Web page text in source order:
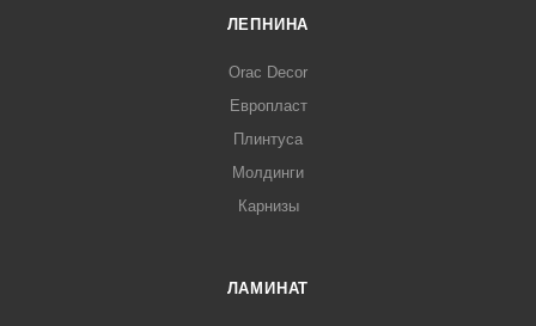
ЛЕПНИНА
Orac Decor
Европласт
Плинтуса
Молдинги
Карнизы
ЛАМИНАТ